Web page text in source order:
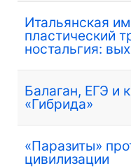
Итальянская
пластический
ностальгия:
Балаган, ЕГЭ и
«Гибрида»
«Паразиты»
цивилизации